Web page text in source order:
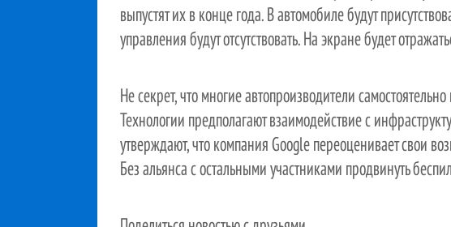
выпустят их в конце года. В автомобиле будут
управления будут отсутствовать. На экране будет
Не секрет, что многие автопроизводители
Технологии предполагают взаимодействие с
утверждают, что компания Google переоценивает свои
Без альянса с остальными участниками продвинуть